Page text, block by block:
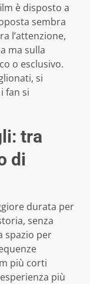
è disposto a
sembra
l’attenzione,
ma sulla
o esclusivo.
si
fan si
tra
di
durata per
senza
spazio per
più corti
più